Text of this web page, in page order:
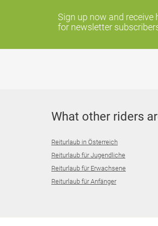
Sign up now and
for newsletter
What other riders
Reiturlaub in Österreich
Reiturlaub für Jugendliche
Reiturlaub für Erwachsene
Reiturlaub für Anfänger